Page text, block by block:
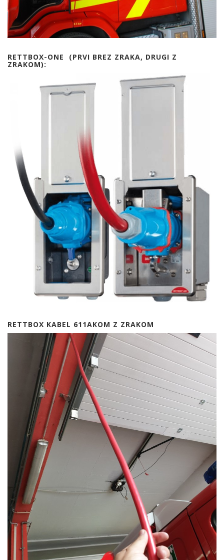
RETTBOX-ONE (PRVI BREZ ZRAKA, DRUGI Z
ZRAKOM):
RETTBOX KABEL 611AKOM Z ZRAKOM